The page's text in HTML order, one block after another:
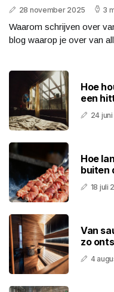
28 november 2025 3
Waarom schrijven over
blog waarop je over van
Hoe
een
24
Hoe
buiten
18 juli
Van
zo
4